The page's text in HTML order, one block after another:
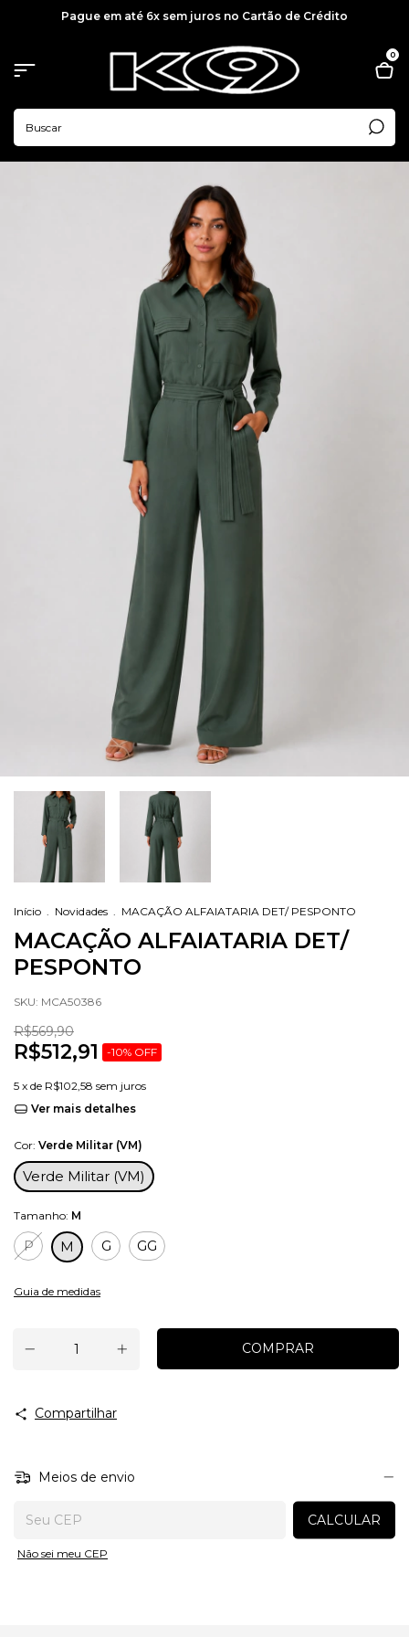
Pague em até 6x sem juros no Cartão de Crédito
0
Início . Novidades . MACAÇÃO ALFAIATARIA DET/ PESPONTO
MACAÇÃO ALFAIATARIA DET/
PESPONTO
SKU: MCA50386
R$569,90
R$512,91 -10% OFF
5 x de R$102,58 sem juros
Ver mais detalhes
Cor: Verde Militar (VM)
Verde Militar (VM)
Tamanho: M
P M G GG
Guia de medidas
Compartilhar
Meios de envio
CALCULAR
Não sei meu CEP